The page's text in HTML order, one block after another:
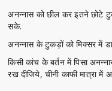
अनन्नास को छील कर इतने छोटे
सके.
अनन्नास के टुकड़ों को मिक्सर में
किसी कांच के बर्तन में पिसा
रख दीजिये, चीनी काफी मात्रा